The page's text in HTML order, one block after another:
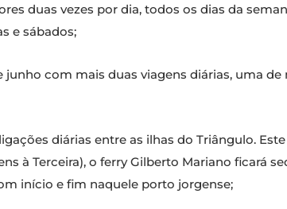
duas vezes por dia, todos os dias da
e sábados;
com mais duas viagens diárias, uma de
diárias entre as ilhas do Triângulo.
à Terceira), o ferry Gilberto Mariano ficará
início e fim naquele porto jorgense;